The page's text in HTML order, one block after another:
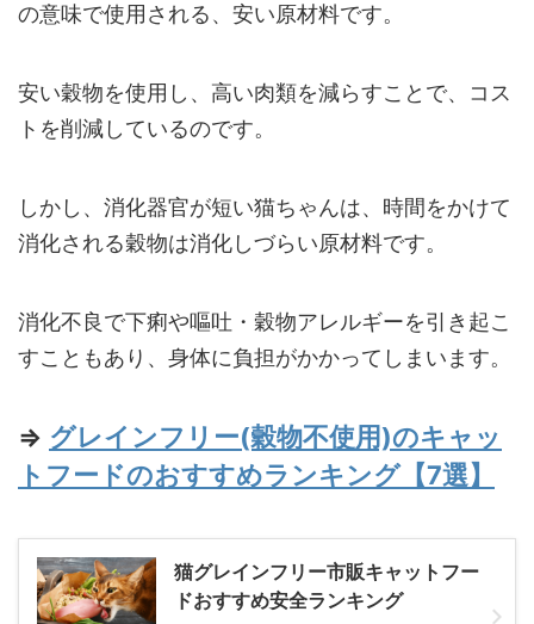
の意味で使用される、安い原材料です。
安い穀物を使用し、高い肉類を減らすことで、コス
トを削減しているのです。
しかし、消化器官が短い猫ちゃんは、時間をかけて
消化される穀物は消化しづらい原材料です。
消化不良で下痢や嘔吐・穀物アレルギーを引き起こ
すこともあり、身体に負担がかかってしまいます。
⇒ グレインフリー(穀物不使用)のキャッ
トフードのおすすめランキング【7選】
猫グレインフリー市販キャットフー
ドおすすめ安全ランキング